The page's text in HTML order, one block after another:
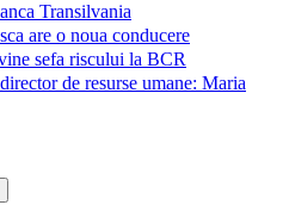
Transilvania
are o noua conducere
sefa riscului la BCR
de resurse umane: Maria